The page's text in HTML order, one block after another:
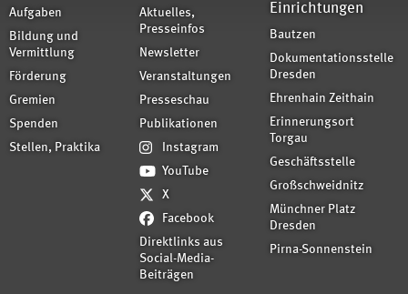
Aufgaben
Bildung und
Vermittlung
Förderung
Gremien
Spenden
Stellen, Praktika
Aktuelles,
Presseinfos
Newsletter
Veranstaltungen
Presseschau
Publikationen
Instagram
YouTube
X
Facebook
Direktlinks aus
Social-Media-
Beiträgen
Einrichtungen
Bautzen
Dokumentationsstelle
Dresden
Ehrenhain Zeithain
Erinnerungsort
Torgau
Geschäftsstelle
Großschweidnitz
Münchner Platz
Dresden
Pirna-Sonnenstein